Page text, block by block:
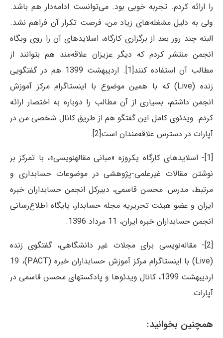
را ارائه کردم. تجربه خوبی بود. می‌توانست ادامه‌دار هم باشد.
ولی به دلیل مشغله‌های زیاد من، فرصت تکرار آن فراهم نشد.
البته چند روز بعد از برگزاری کارگاه، اسلایدهای آن را روی وبگاه
انجمن منتشر کردم که دیگر عزیزان علاقه‌مند هم بتوانند از
مطالب آن استفاده کنند[1]. اردیبهشت 1399 هم در گفتگویی
زنده (Live) که با همین موضوع با اینستاگرام مرکز آموزش
انجمن داشتم، بسیاری از آن مطالب را دوباره به اختصار ارائه
کردم. ویدئوی کامل این گفتگو هم از طریق کانال شخصی من در
آپارات در دسترس علاقه‌مندان است[2].
[1]- اسلایدهای کارگاه یک‎روزه «مبانی مقاله‎نویسی»، با تمرکز بر
نوشتن مقالات غیرعلمی-پژوهشی در موضوعات حسابداری و
مرتبط، مدرس: محسن قاسمی، دبیرکل انجمن حسابداران خبره
ایران و عضو هیئت تحریریه مجله حسابدار، ‌پایگاه اطلاع‌رسانی
انجمن حسابداران خبره ایران، 11 مرداد 1396.
[2]- مقاله‌نویسی برای مجلات غیر دانشگاهی، گفتگوی زنده
(Live) با اینستاگرام مرکز آموزش حسابداران خبره (PACT)، 19
اردیبهشت 1399، کانال ویدئوها و پادکستهای محسن قاسمی در
آپارات.
همچنین بخوانید: